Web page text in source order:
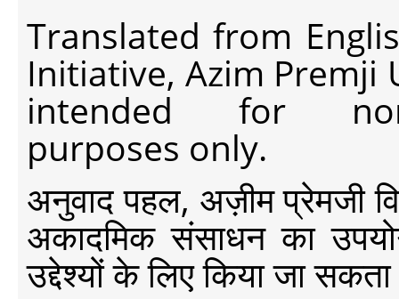
Translated from
Initiative, Azim Premji
intended for non-
purposes only.
अनुवाद पहल, अज़ीम प्रेमजी
अकादमिक संसाधन का
उद्देश्यों के लिए किया जा